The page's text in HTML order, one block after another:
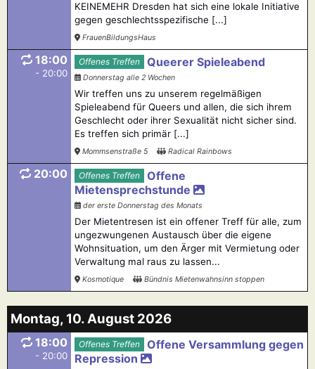
KEINEMEHR Dresden hat sich eine lokale Initiative
gegen geschlechtsspezifische [...]
FrauenBildungsHaus
18:00
- 20:00
Offenes Treffen Queerer Spieleabend
Donnerstag alle 2 Wochen
Wir treffen uns zu unserem regelmäßigen
Spieleabend für Queers und allen, die sich ihrem
Geschlecht oder ihrer Sexualität nicht sicher sind.
Es treffen sich primär [...]
Mommsenstraße 5 Radical Rainbows
20:00 Offenes Treffen
Offene
Mietensprechstunde
der erste Donnerstag des Monats
Der Mietentresen ist ein offener Treff für alle, zum
ungezwungenen Austausch über die eigene
Wohnsituation, um den Ärger mit Vermietung oder
Verwaltung mal raus zu lassen...
Kosmotique Bündnis Mietenwahnsinn stoppen
Montag, 10. August 2026
18:00
- 20:00
Offenes Treffen
Offene Versammlung gegen
Repression